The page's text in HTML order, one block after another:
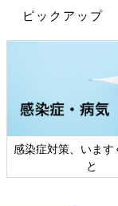
ピックアップ
日本外来小児科学会
ト検討会